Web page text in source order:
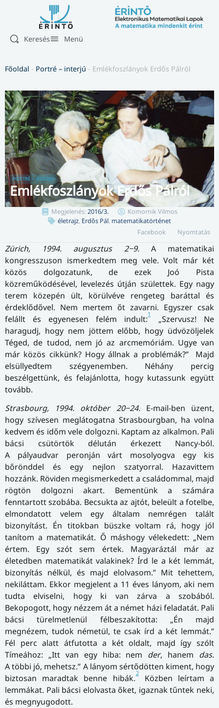
Keresés Menü
Főoldal - Portré – interjú - Emlékfoszlányok Erdős Pálról
PORTRÉ – INTERJÚ
Emlékfoszlányok Erdős Pálról
Megjelenés:2016/3.
Komornik Vilmos
életrajz, Erdős Pál, matematikatörténet
Facebook
Nyomtatás
Zürich, 1994. augusztus 2−9.A matematikai
kongresszuson ismerkedtem meg vele. Volt már két
közös dolgozatunk, de ezek Joó Pista
közreműködésével, levelezés útján születtek. Egy nagy
terem közepén ült, körülvéve rengeteg baráttal és
érdeklődővel. Nem mertem őt zavarni. Egyszer csak
felállt és egyenesen felém indult:1
„Szervusz! Ne
haragudj, hogy nem jöttem előbb, hogy üdvözöljelek
Téged, de tudod, nem jó az arcmemóriám. Ugye van
már közös cikkünk? Hogy állnak a problémák?” Majd
elsüllyedtem szégyenemben. Néhány percig
beszélgettünk, és felajánlotta, hogy kutassunk együtt
tovább.
Strasbourg, 1994. október 20−24.E-mail-ben üzent,
hogy szívesen meglátogatna Strasbourgban, ha volna
kedvem és időm vele dolgozni. Kaptam az alkalmon. Pali
bácsi csütörtök délután érkezett Nancy-ból.
A pályaudvar peronján várt mosolyogva egy kis
bőrönddel és egy nejlon szatyorral. Hazavittem
hozzánk. Röviden megismerkedett a családommal, majd
rögtön dolgozni akart. Bementünk a számára
fenntartott szobába. Becsukta az ajtót, beleült a fotelbe,
elmondatott velem egy általam nemrégen talált
bizonyítást. Én titokban büszke voltam rá, hogy jól
tanítom a matematikát. Ő máshogy vélekedett: „Nem
értem. Egy szót sem értek. Magyaráztál már az
életedben matematikát valakinek? Írd le a két lemmát,
bizonyítás nélkül, és majd elolvasom.” Mit tehettem,
nekiláttam. Ekkor megjelent a 11 éves lányom, aki nem
tudta elviselni, hogy ki van zárva a szobából.
Bekopogott, hogy nézzem át a német házi feladatát. Pali
bácsi türelmetlenül félbeszakította: „Én majd
megnézem, tudok németül, te csak írd a két lemmát.”
Fél perc alatt átfutotta a két oldalt, majd így szólt
Tímeához: „Itt van egy hiba: nem der, hanem das.
A többi jó, mehetsz.” A lányom sértődötten kiment, hogy
biztosan maradtak benne hibák.2
Közben leírtam a
lemmákat. Pali bácsi elolvasta őket, igaznak tűntek neki,
és megnyugodott.